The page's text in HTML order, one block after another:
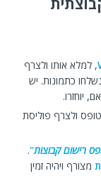
, למלא אותו ולצרף
כתמונות. יש
יוחזרו.
ולצרף פוליסת
רישום קבוצות"
.
מצורף ויהיה זמין